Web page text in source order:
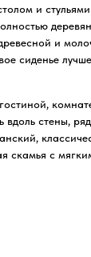
и
и
сиденье
вдоль стены,
скамья с